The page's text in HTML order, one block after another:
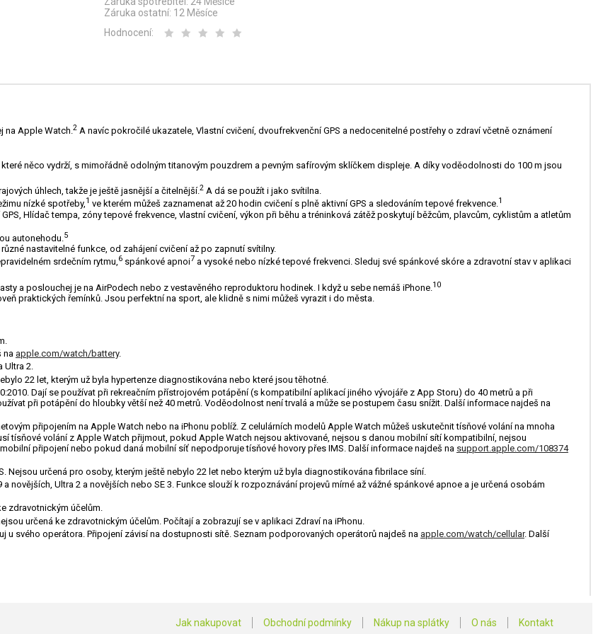
Záruka ostatní: 12 Měsíce
Hodnocení:
na Apple Watch.2 A navíc pokročilé ukazatele, Vlastní cvičení, dvoufrekvenční GPS a nedocenitelné postřehy o zdraví včetně oznámení
které něco vydrží, s mimořádně odolným titanovým pouzdrem a pevným safírovým sklíčkem displeje. A díky voděodolnosti do 100 m jsou
úhlech, takže je ještě jasnější a čitelnější.2 A dá se použít i jako svítilna.
nízké spotřeby,1 ve kterém můžeš zaznamenat až 20 hodin cvičení s plně aktivní GPS a sledováním tepové frekvence.1
GPS, Hlídač tempa, zóny tepové frekvence, vlastní cvičení, výkon při běhu a tréninková zátěž poskytují běžcům, plavcům, cyklistům a atletům
autonehodu. 5
nastavitelné funkce, od zahájení cvičení až po zapnutí svítilny.
srdečním rytmu,6 spánkové apnoi7 a vysoké nebo nízké tepové frekvenci. Sleduj své spánkové skóre a zdravotní stav v aplikaci
a poslouchej je na AirPodech nebo z vestavěného reproduktoru hodinek. I když u sebe nemáš iPhone. 10
praktických řemínků. Jsou perfektní na sport, ale klidně s nimi můžeš vyrazit i do města.
na apple.com/watch/battery.
Ultra 2.
22 let, kterým už byla hypertenze diagnostikována nebo které jsou těhotné.
Dají se používat při rekreačním přístrojovém potápění (s kompatibilní aplikací jiného vývojáře z App Storu) do 40 metrů a při
při potápění do hloubky větší než 40 metrů. Voděodolnost není trvalá a může se postupem času snížit. Další informace najdeš na
připojením na Apple Watch nebo na iPhonu poblíž. Z celulárních modelů Apple Watch můžeš uskutečnit tísňové volání na mnoha
tísňové volání z Apple Watch přijmout, pokud Apple Watch nejsou aktivované, nejsou s danou mobilní sítí kompatibilní, nejsou
připojení nebo pokud daná mobilní síť nepodporuje tísňové hovory přes IMS. Další informace najdeš na support.apple.com/108374
Nejsou určená pro osoby, kterým ještě nebylo 22 let nebo kterým už byla diagnostikována fibrilace síní.
Ultra 2 a novějších nebo SE 3. Funkce slouží k rozpoznávání projevů mírné až vážné spánkové apnoe a je určená osobám
zdravotnickým účelům.
určená ke zdravotnickým účelům. Počítají a zobrazují se v aplikaci Zdraví na iPhonu.
svého operátora. Připojení závisí na dostupnosti sítě. Seznam podporovaných operátorů najdeš na apple.com/watch/cellular. Další
Jak nakupovat Obchodní podmínky Nákup na splátky O nás Kontakt